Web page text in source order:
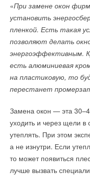
«При замене окон
установить
пленкой. Есть такая
позволяют делать
энергоэффективным.
есть алюминиевая
на пластиковую, то
перестанет
Замена окон — эта 30–4
уходить и через щели в
утеплять. При этом
а не изнутри. Если
то может появиться
лучше вызвать